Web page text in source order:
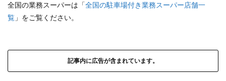
全国の業務スーパーは「全国の駐車場付き業務スーパー店舗一
覧 」をご覧ください。
記事内に広告が含まれています。